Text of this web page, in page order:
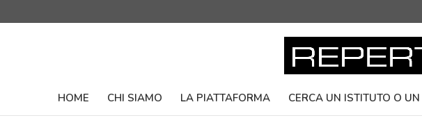
HOME CHI SIAMO LA PIATTAFORMA CERCA UN ISTITUTO O